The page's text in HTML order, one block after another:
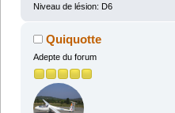
Niveau de lésion: D6
Quiquotte
Adepte du forum